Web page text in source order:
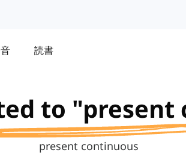
読書
to "present
present continuous